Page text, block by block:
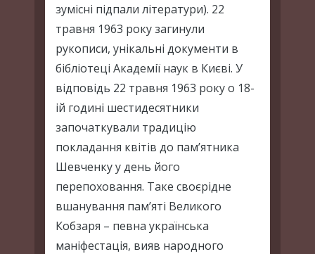
зумісні підпали літератури). 22
травня 1963 року загинули
рукописи, унікальні документи в
бібліотеці Академії наук в Києві. У
відповідь 22 травня 1963 року о 18-
ій годині шестидесятники
започаткували традицію
покладання квітів до пам’ятника
Шевченку у день його
перепоховання. Таке своєрідне
вшанування пам’яті Великого
Кобзаря – певна українська
маніфестація, вияв народного